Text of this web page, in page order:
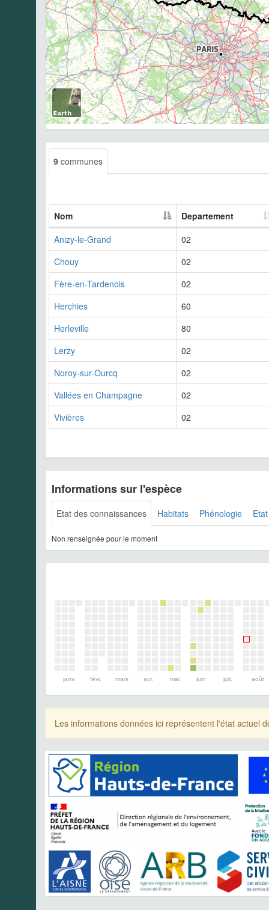
9 communes
Nom
Departement
Anizy-le-Grand
02
Chouy
02
Fère-en-Tardenois
02
Herchies
60
Herleville
80
Lerzy
02
Noroy-sur-Ourcq
02
Vallées en Champagne
02
Vivières
02
Informations sur l'espèce
Etat des connaissances Habitats Phénologie
Non renseignée pour le moment
janv. févr. mars avr. mai juin juil. août
Les informations données ici représentent l'état actuel